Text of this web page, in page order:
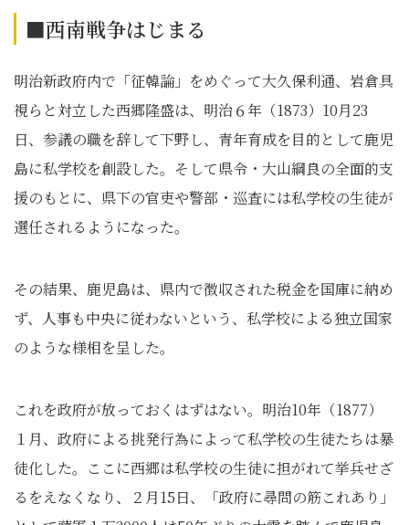
■西南戦争はじまる
明治新政府内で「征韓論」をめぐって大久保利通、岩倉具
視らと対立した西郷隆盛は、明治６年（1873）10月23
日、参議の職を辞して下野し、青年育成を目的として鹿児
島に私学校を創設した。そして県令・大山綱良の全面的支
援のもとに、県下の官吏や警部・巡査には私学校の生徒が
選任されるようになった。
その結果、鹿児島は、県内で徴収された税金を国庫に納め
ず、人事も中央に従わないという、私学校による独立国家
のような様相を呈した。
これを政府が放っておくはずはない。明治10年（1877）
１月、政府による挑発行為によって私学校の生徒たちは暴
徒化した。ここに西郷は私学校の生徒に担がれて挙兵せざ
るをえなくなり、２月15日、「政府に尋問の筋これあり」